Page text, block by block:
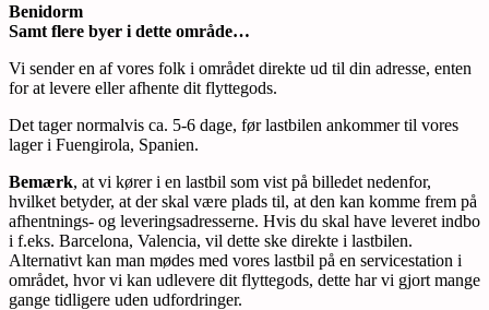
Benidorm
Samt flere byer i dette område…
Vi sender en af vores folk i området direkte ud til din adresse, enten
for at levere eller afhente dit flyttegods.
Det tager normalvis ca. 5-6 dage, før lastbilen ankommer til vores
lager i Fuengirola, Spanien.
Bemærk, at vi kører i en lastbil som vist på billedet nedenfor,
hvilket betyder, at der skal være plads til, at den kan komme frem på
afhentnings- og leveringsadresserne. Hvis du skal have leveret indbo
i f.eks. Barcelona, Valencia, vil dette ske direkte i lastbilen.
Alternativt kan man mødes med vores lastbil på en servicestation i
området, hvor vi kan udlevere dit flyttegods, dette har vi gjort mange
gange tidligere uden udfordringer.